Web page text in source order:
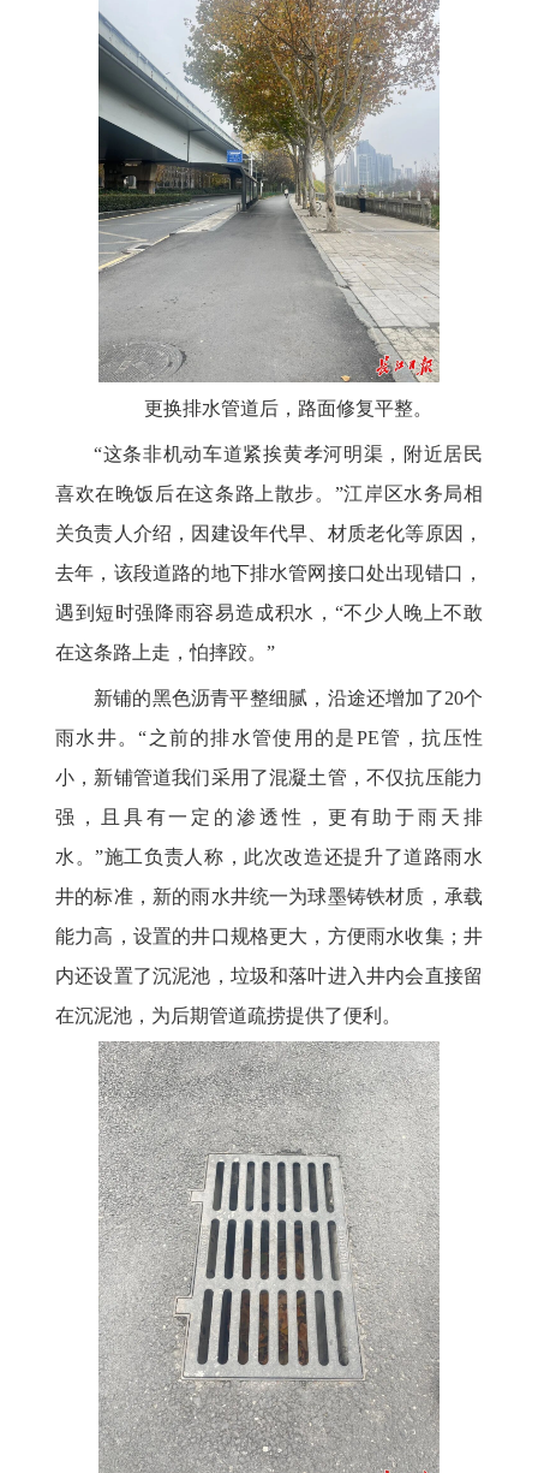
更换排水管道后，路面修复平整。
“这条非机动车道紧挨黄孝河明渠，附近居民
喜欢在晚饭后在这条路上散步。”江岸区水务局相
关负责人介绍，因建设年代早、材质老化等原因，
去年，该段道路的地下排水管网接口处出现错口，
遇到短时强降雨容易造成积水，“不少人晚上不敢
在这条路上走，怕摔跤。”
新铺的黑色沥青平整细腻，沿途还增加了20个
雨水井。“之前的排水管使用的是PE管，抗压性
小，新铺管道我们采用了混凝土管，不仅抗压能力
强，且具有一定的渗透性，更有助于雨天排
水。”施工负责人称，此次改造还提升了道路雨水
井的标准，新的雨水井统一为球墨铸铁材质，承载
能力高，设置的井口规格更大，方便雨水收集；井
内还设置了沉泥池，垃圾和落叶进入井内会直接留
在沉泥池，为后期管道疏捞提供了便利。